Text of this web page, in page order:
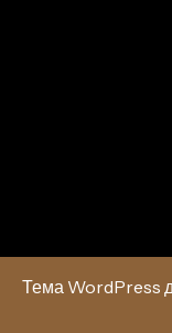
Тема WordPress